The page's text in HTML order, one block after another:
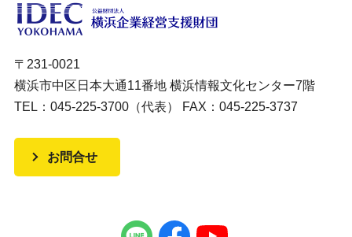
〒231-0021
横浜市中区日本大通11番地 横浜情報文化センター7階
TEL：045-225-3700（代表） FAX：045-225-3737
お問合せ